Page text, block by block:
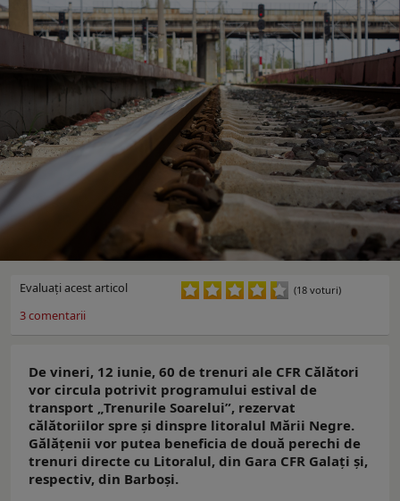
Evaluaţi acest articol (18 voturi)
3comentarii
De vineri, 12 iunie, 60 de trenuri ale CFR Călători
vor circula potrivit programului estival de
transport „Trenurile Soarelui”, rezervat
călătoriilor spre și dinspre litoralul Mării Negre.
Gălățenii vor putea beneficia de două perechi de
trenuri directe cu Litoralul, din Gara CFR Galați și,
respectiv, din Barboși.